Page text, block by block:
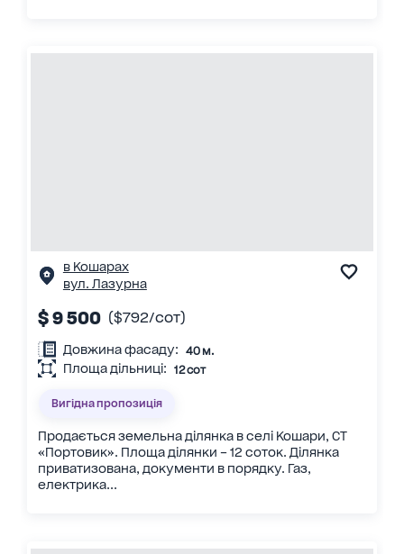
в Кошарах
вул. Лазурна
$ 9 500 ($792/сот)
Довжина фасаду: 40 м.
Площа дільниці: 12 сот
Вигідна пропозиція
Продається земельна ділянка в селі Кошари, СТ
«Портовик». Площа ділянки – 12 соток. Ділянка
приватизована, документи в порядку. Газ,
електрика...